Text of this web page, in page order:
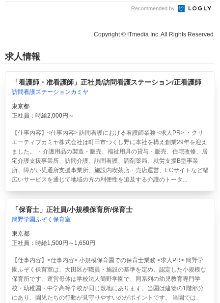
Recommended by
Copyright © ITmedia Inc. All Rights Reserved.
求人情報
「看護師・准看護師」正社員/訪問看護ステーション/正看護師
訪問看護ステーションカミヤ
東京都
正社員：時給2,000円～
【仕事内容】<仕事内容> 訪問看護における看護師業務 <求人PR> ・クリ
エーティブカミヤ株式会社は町田市つくし野に本社を構え創業29年を迎え
ました。 ・介護用品の製造・販売、福祉用具の貸与・販売、住宅改修、居
宅介護支援事業所、訪問介護、訪問看護、調剤薬局、就労支援B型事業
所、障がい児通所支援事業所、施設内喫茶店・売店運営、ECサイトなど幅
広いサービスを通じて地域の方の利便性を追及する介護のトータ...
「保育士」正社員/小規模保育所/保育士
簡野学園ふぞく保育室
東京都
正社員：時給1,500円～1,650円
【仕事内容】<仕事内容> 小規模保育園での保育士業務 <求人PR> 簡野学
園ふぞく保育室は、大田区が職員・施設の基準を定め、認定した小規模な
保育所です。運営母体は学校法人簡野学園で、同系列の幼児教育専門学
校・幼稚園・中学高等学校が同じ敷地にあります。当園は建物の1階部分
にあり、園児たちの行動が見守りやすいのがポイントです。 当園では、